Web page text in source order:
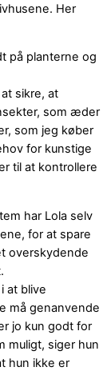
Her
på planterne og
sikre, at
som æder
som jeg køber
for kunstige
til at kontrollere
har Lola selv
for at spare
overskydende
at blive
må genanvende
jo kun godt for
muligt, siger hun
hun ikke er